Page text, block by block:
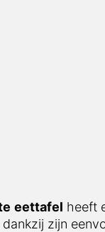
eettafelheeft
zijn